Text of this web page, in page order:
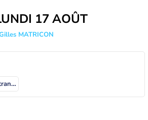
17 AOÛT
MATRICON
Actualités Météo à l'étranger